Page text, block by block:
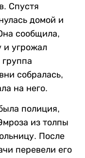
Спустя
домой и
сообщила,
и угрожал
собралась,
на него.
полиция,
из толпы
После
перевели его